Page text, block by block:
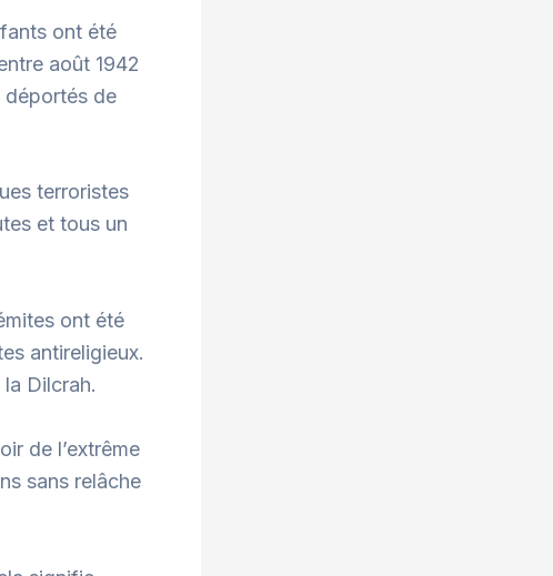
ont été
août 1942
déportés de
terroristes
et tous un
ont été
antireligieux.
Dilcrah.
de l’extrême
sans relâche